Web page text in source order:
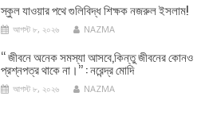
স্কুল যাওয়ার পথে গুলিবিদ্ধ শিক্ষক নজরুল ইসলাম!
আগস্ট ৮, ২০২৬ NAZMA
‘‘ জীবনে অনেক সমস্যা আসবে,কিন্তু জীবনের কোনও
প্রশ্নপত্র থাকে না।’’ : নরেন্দ্র মোদি
আগস্ট ৮, ২০২৬ NAZMA